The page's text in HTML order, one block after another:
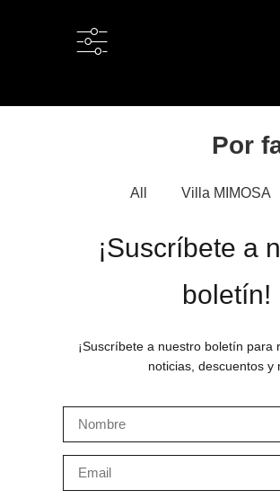
Por
All Villa MIMOSA
¡Suscríbete a
boletín!
¡Suscríbete a nuestro boletín para
noticias, descuentos y